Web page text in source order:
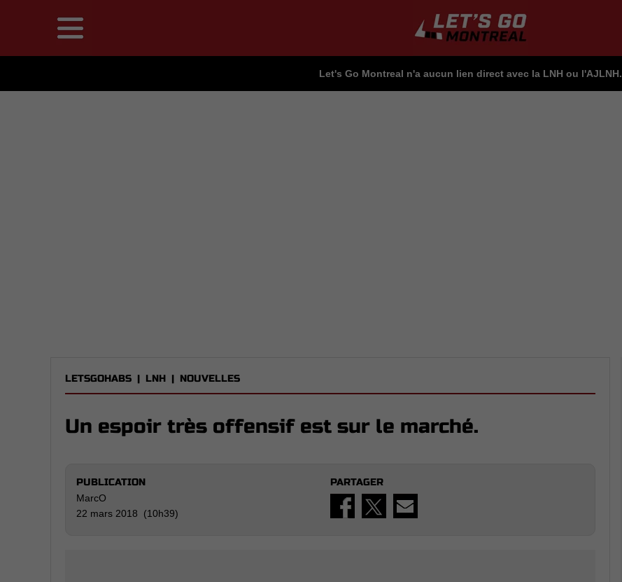
Let's Go Montreal n'a aucun lien direct avec la LNH ou l'AJLNH.
LETSGOHABS | LNH | NOUVELLES
Un espoir très offensif est sur le marché.
PUBLICATION
MarcO
22 mars 2018 (10h39)
PARTAGER